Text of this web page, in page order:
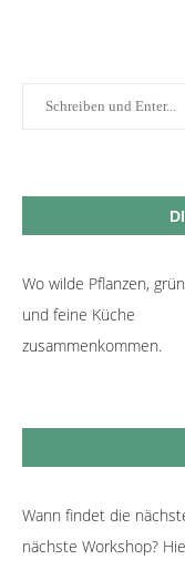
Wo wilde Pflanzen,
und feine Küche
zusammenkommen.
Wann findet die
nächste Workshop?